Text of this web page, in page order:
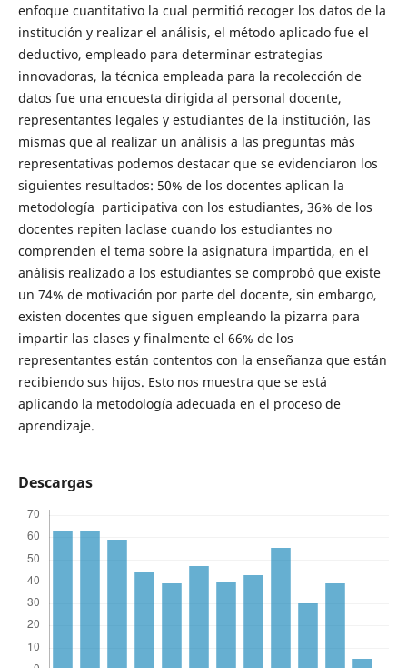
enfoque cuantitativo la cual permitió recoger los datos de la
institución y realizar el análisis, el método aplicado fue el
deductivo, empleado para determinar estrategias
innovadoras, la técnica empleada para la recolección de
datos fue una encuesta dirigida al personal docente,
representantes legales y estudiantes de la institución, las
mismas que al realizar un análisis a las preguntas más
representativas podemos destacar que se evidenciaron los
siguientes resultados: 50% de los docentes aplican la
metodología participativa con los estudiantes, 36% de los
docentes repiten laclase cuando los estudiantes no
comprenden el tema sobre la asignatura impartida, en el
análisis realizado a los estudiantes se comprobó que existe
un 74% de motivación por parte del docente, sin embargo,
existen docentes que siguen empleando la pizarra para
impartir las clases y finalmente el 66% de los
representantes están contentos con la enseñanza que están
recibiendo sus hijos. Esto nos muestra que se está
aplicando la metodología adecuada en el proceso de
aprendizaje.
Descargas